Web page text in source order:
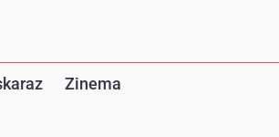
Zinema